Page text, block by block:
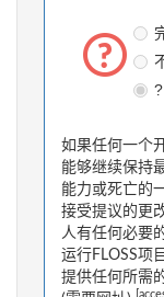
?
如果任何一个
能够继续保持
能力或死亡的
接受提议的更
人有任何必要
运行FLOSS项
提供任何所需